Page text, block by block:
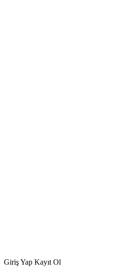
Giriş Yap Kayıt Ol